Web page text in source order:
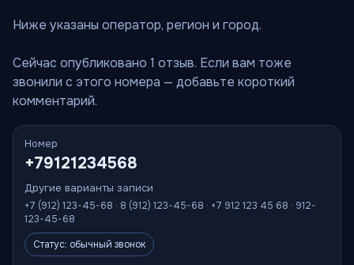
Ниже указаны оператор, регион и город.
Сейчас опубликовано 1 отзыв. Если вам тоже
звонили с этого номера — добавьте короткий
комментарий.
Номер
+79121234568
Другие варианты записи
+7 (912) 123-45-68 · 8 (912) 123-45-68 · +7 912 123 45 68 · 912-
123-45-68
Статус: обычный звонок